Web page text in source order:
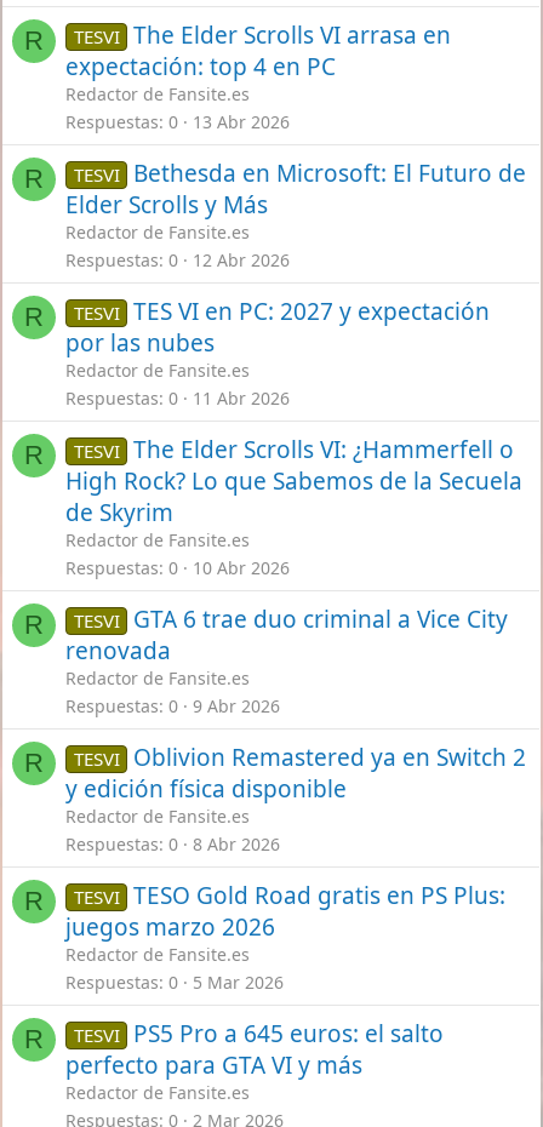
R TESVI The Elder Scrolls VI arrasa en
expectación: top 4 en PC
Redactor de Fansite.es
Respuestas 0 13 Abr 2026
R TESVI
Bethesda en Microsoft: El Futuro de
Elder Scrolls y Más
Redactor de Fansite.es
Respuestas 0 12 Abr 2026
R TESVI TES VI en PC: 2027 y expectación
por las nubes
Redactor de Fansite.es
Respuestas 0 11 Abr 2026
R TESVI The Elder Scrolls VI: ¿Hammerfell o
High Rock? Lo que Sabemos de la Secuela
de Skyrim
Redactor de Fansite.es
Respuestas 0 10 Abr 2026
R TESVI
GTA 6 trae duo criminal a Vice City
renovada
Redactor de Fansite.es
Respuestas 0 9 Abr 2026
R TESVI
Oblivion Remastered ya en Switch 2
y edición física disponible
Redactor de Fansite.es
Respuestas 0 8 Abr 2026
R TESVI TESO Gold Road gratis en PS Plus:
juegos marzo 2026
Redactor de Fansite.es
Respuestas 0 5 Mar 2026
R TESVI
PS5 Pro a 645 euros: el salto
perfecto para GTA VI y más
Redactor de Fansite.es
Respuestas 0 2 Mar 2026